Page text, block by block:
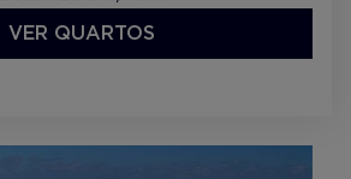
VER QUARTOS